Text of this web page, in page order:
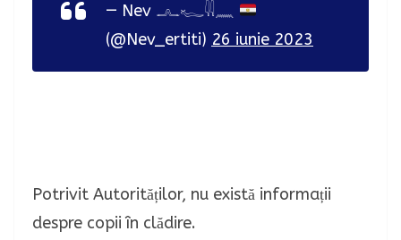
— Nev 𓂜𓆑𓇌𓈖
(@Nev_ertiti) 26 iunie 2023
Potrivit Autorităților, nu există informații
despre copii în clădire.